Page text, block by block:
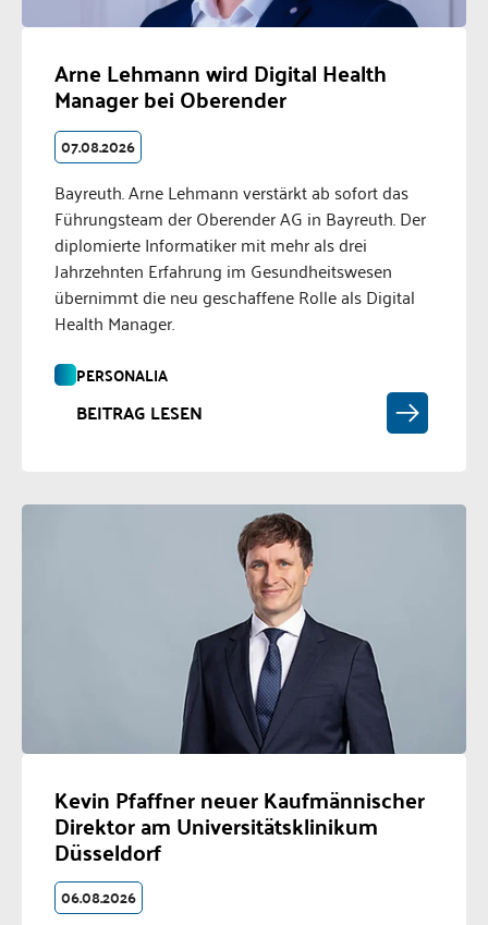
Arne Lehmann wird Digital Health
Manager bei Oberender
07.08.2026
Bayreuth. Arne Lehmann verstärkt ab sofort das
Führungsteam der Oberender AG in Bayreuth. Der
diplomierte Informatiker mit mehr als drei
Jahrzehnten Erfahrung im Gesundheitswesen
übernimmt die neu geschaffene Rolle als Digital
Health Manager.
PERSONALIA
BEITRAG LESEN
Kevin Pfaffner neuer Kaufmännischer
Direktor am Universitätsklinikum
Düsseldorf
06.08.2026